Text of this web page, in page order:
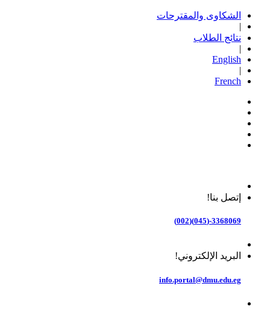
الشكاوى والمقترحات
|
نتائج الطلاب
|
English
|
French
إتصل بنا!
3368069-(045)(002)
البريد الإلكتروني!
info.portal@dmu.edu.eg